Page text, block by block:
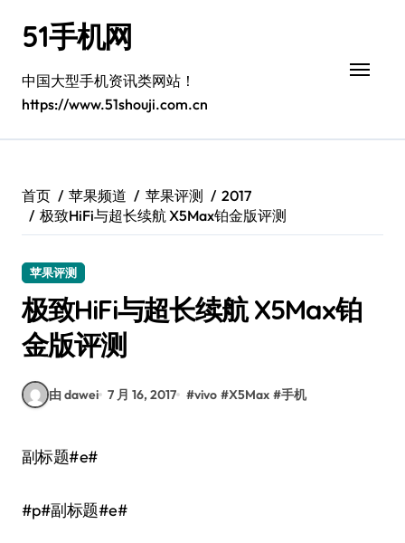
51手机网
中国大型手机资讯类网站！
https://www.51shouji.com.cn
首页 苹果频道 苹果评测
2017
极致HiFi与超长续航 X5Max铂金版评测
苹果评测
极致HiFi与超长续航 X5Max铂
金版评测
由 dawei 7 月 16, 2017 #vivo #X5Max #手机
副标题#e#
#p#副标题#e#